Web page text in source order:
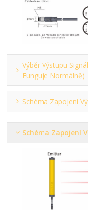
Výběr Výstupu
Funguje Normálně)
Schéma Zapojení
Schéma Zapojení